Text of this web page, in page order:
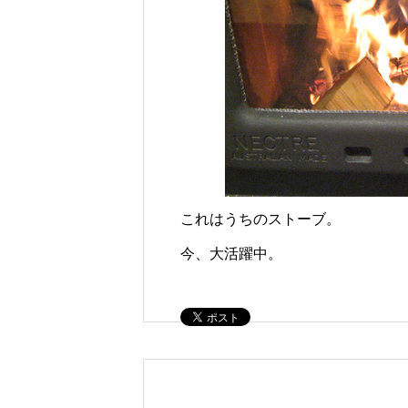
これはうちのストーブ。
今、大活躍中。